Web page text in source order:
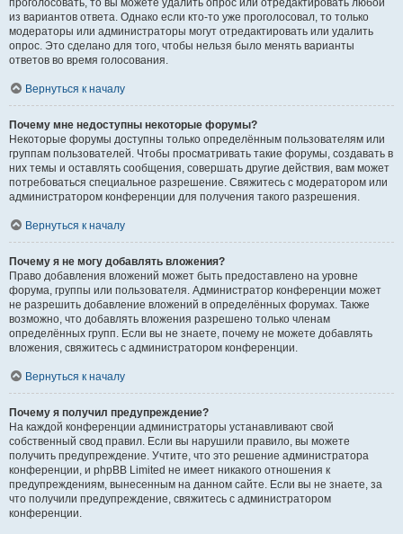
проголосовать, то вы можете удалить опрос или отредактировать любой
из вариантов ответа. Однако если кто-то уже проголосовал, то только
модераторы или администраторы могут отредактировать или удалить
опрос. Это сделано для того, чтобы нельзя было менять варианты
ответов во время голосования.
Вернуться к началу
Почему мне недоступны некоторые форумы?
Некоторые форумы доступны только определённым пользователям или
группам пользователей. Чтобы просматривать такие форумы, создавать в
них темы и оставлять сообщения, совершать другие действия, вам может
потребоваться специальное разрешение. Свяжитесь с модератором или
администратором конференции для получения такого разрешения.
Вернуться к началу
Почему я не могу добавлять вложения?
Право добавления вложений может быть предоставлено на уровне
форума, группы или пользователя. Администратор конференции может
не разрешить добавление вложений в определённых форумах. Также
возможно, что добавлять вложения разрешено только членам
определённых групп. Если вы не знаете, почему не можете добавлять
вложения, свяжитесь с администратором конференции.
Вернуться к началу
Почему я получил предупреждение?
На каждой конференции администраторы устанавливают свой
собственный свод правил. Если вы нарушили правило, вы можете
получить предупреждение. Учтите, что это решение администратора
конференции, и phpBB Limited не имеет никакого отношения к
предупреждениям, вынесенным на данном сайте. Если вы не знаете, за
что получили предупреждение, свяжитесь с администратором
конференции.